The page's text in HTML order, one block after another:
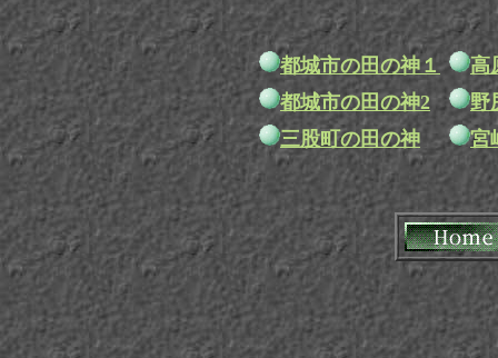
都城市の田の神１
高
都城市の田の神2
野
三股町の田の神
宮